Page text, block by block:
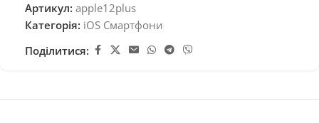
Артикул: apple12plus
Категорія: iOS Смартфони
Поділитися: